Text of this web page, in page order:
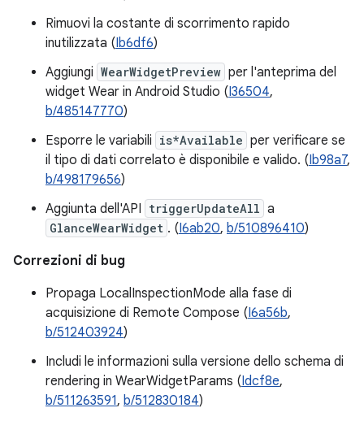
Rimuovi la costante di scorrimento rapido
inutilizzata (Ib6df6)
Aggiungi WearWidgetPreview per l'anteprima del
widget Wear in Android Studio (I36504,
b/485147770)
Esporre le variabili is*Available per verificare se
il tipo di dati correlato è disponibile e valido. (Ib98a7,
b/498179656)
Aggiunta dell'API triggerUpdateAll a
GlanceWearWidget . (I6ab20, b/510896410)
Correzioni di bug
Propaga LocalInspectionMode alla fase di
acquisizione di Remote Compose (I6a56b,
b/512403924)
Includi le informazioni sulla versione dello schema di
rendering in WearWidgetParams (Idcf8e,
b/511263591, b/512830184)